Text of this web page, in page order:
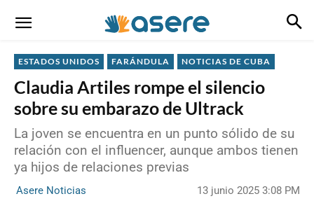
ESTADOS UNIDOS FARÁNDULA NOTICIAS DE CUBA
Claudia Artiles rompe el silencio
sobre su embarazo de Ultrack
La joven se encuentra en un punto sólido de su
relación con el influencer, aunque ambos tienen
ya hijos de relaciones previas
Asere Noticias 13 junio 2025 3:08 PM